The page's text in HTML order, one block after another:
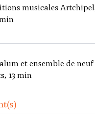
musicales
et ensemble de neuf
13 min